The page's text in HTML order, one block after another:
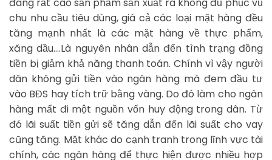
chu nhu cầu tiêu dùng, giá cả các loại mặt hàng đều
tăng mạnh nhất là các mặt hàng về thực phẩm,
xăng dầu….Là nguyên nhân dẫn đến tình trạng đồng
tiền bị giảm khả năng thanh toán. Chính vì vậy người
dân không gửi tiền vào ngân hàng mà đem đầu tư
vào BĐS hay tích trữ bằng vàng. Do đó làm cho ngân
hàng mất đi một nguồn vốn huy động trong dân. Từ
đó lãi suất tiền gửi sẽ tăng dẫn đến lãi suất cho vay
cũng tăng. Mặt khác do cạnh tranh trong lĩnh vực tài
chính, các ngân hàng để thực hiện được nhiều hợp